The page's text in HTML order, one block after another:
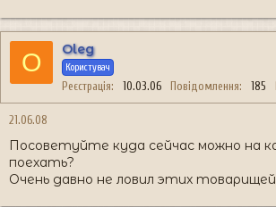
O Oleg
Користувач
Реєстрація 10.03.06 Повідомлення 185
21.06.08
Посоветуйте куда сейчас можно на
поехать?
Очень давно не ловил этих